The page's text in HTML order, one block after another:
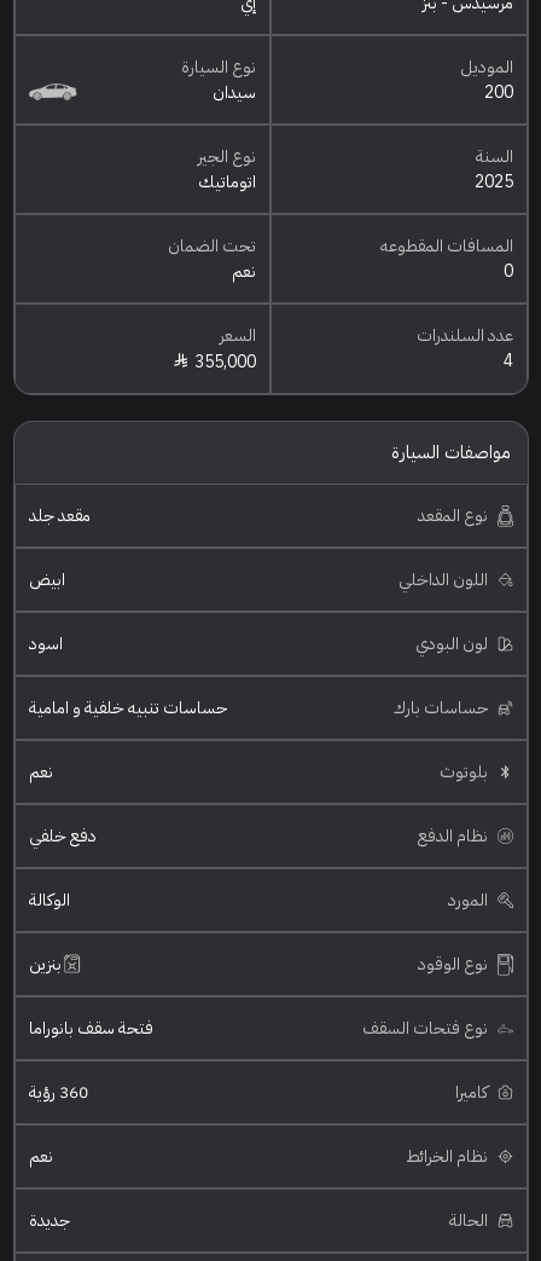
الموديل
200
نوع السيارة
سيدان
السنة
2025
نوع الجير
اتوماتيك
المسافات المقطوعه
0
تحت الضمان
نعم
عدد السلندرات
4
السعر
355,000
مواصفات السيارة
نوع المقعد مقعد جلد
اللون الداخلي ابيض
لون البودي اسود
حساسات بارك حساسات تنبيه خلفية و امامية
بلوتوث نعم
نظام الدفع دفع خلفي
المورد الوكالة
نوع الوقود بنزين
نوع فتحات السقف فتحة سقف بانوراما
كاميرا 360 رؤية
نظام الخرائط نعم
الحالة جديدة